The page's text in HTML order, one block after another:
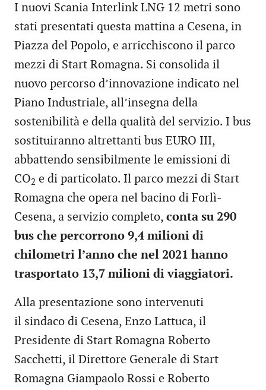
I nuovi Scania Interlink LNG 12 metri sono
stati presentati questa mattina a Cesena, in
Piazza del Popolo, e arricchiscono il parco
mezzi di Start Romagna. Si consolida il
nuovo percorso d’innovazione indicato nel
Piano Industriale, all’insegna della
sostenibilità e della qualità del servizio. I bus
sostituiranno altrettanti bus EURO III,
abbattendo sensibilmente le emissioni di
CO2 e di particolato. Il parco mezzi di Start
Romagna che opera nel bacino di Forlì-
Cesena, a servizio completo, conta su 290
bus che percorrono 9,4 milioni di
chilometri l’anno che nel 2021 hanno
trasportato 13,7 milioni di viaggiatori.
Alla presentazione sono intervenuti
il sindaco di Cesena, Enzo Lattuca, il
Presidente di Start Romagna Roberto
Sacchetti, il Direttore Generale di Start
Romagna Giampaolo Rossi e Roberto